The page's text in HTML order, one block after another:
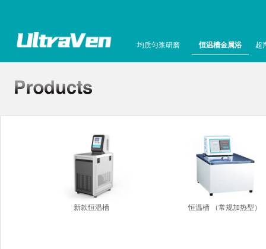
均质匀浆研磨 恒温槽金属浴 超
新款恒温槽 恒温槽 （常规加热型）